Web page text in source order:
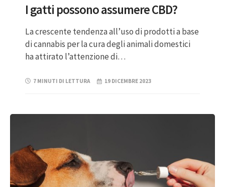
I gatti possono assumere CBD?
La crescente tendenza all’uso di prodotti a base
di cannabis per la cura degli animali domestici
ha attirato l’attenzione di…
7 MINUTI DI LETTURA 19 DICEMBRE 2023